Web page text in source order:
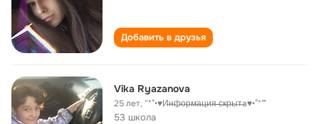
Добавить в друзья
Vika Ryazanova
25 лет, ”*°•♥И̶н̶ф̶о̶р̶м̶а̶ц̶и̶я̶ ̶с̶к̶р̶ы̶т̶а♥•°*”˜
53 школа